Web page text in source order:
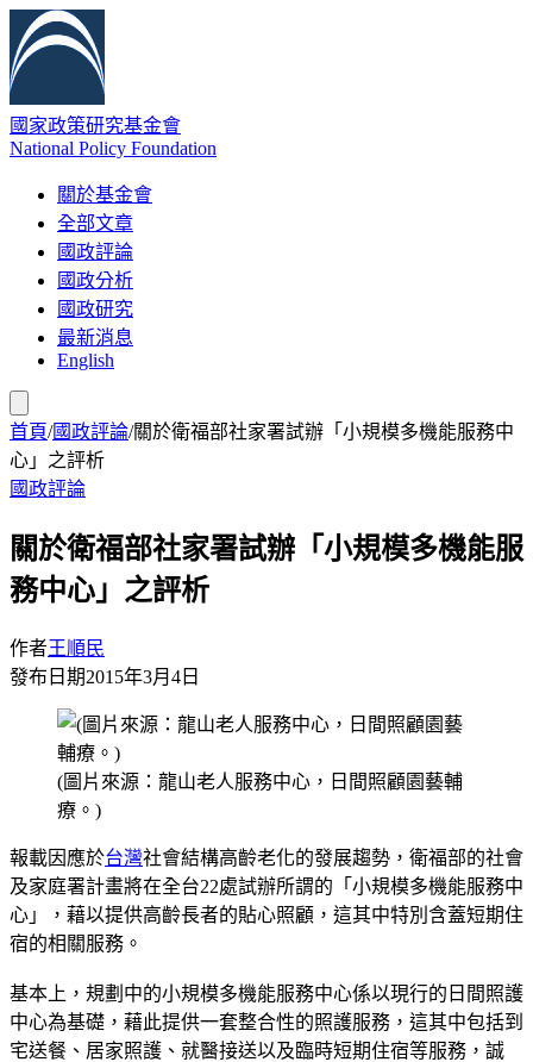
國家政策研究基金會
National Policy Foundation
關於基金會
全部文章
國政評論
國政分析
國政研究
最新消息
English
首頁/國政評論/關於衛福部社家署試辦「小規模多機能服務中
心」之評析
國政評論
關於衛福部社家署試辦「小規模多機能服
務中心」之評析
作者王順民
發布日期2015年3月4日
(圖片來源：龍山老人服務中心，日間照顧園藝輔
療。)
報載因應於台灣社會結構高齡老化的發展趨勢，衛福部的社會
及家庭署計畫將在全台22處試辦所謂的「小規模多機能服務中
心」，藉以提供高齡長者的貼心照顧，這其中特別含蓋短期住
宿的相關服務。
基本上，規劃中的小規模多機能服務中心係以現行的日間照護
中心為基礎，藉此提供一套整合性的照護服務，這其中包括到
宅送餐、居家照護、就醫接送以及臨時短期住宿等服務，誠